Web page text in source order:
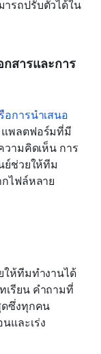
ารถปรับตัวได้ใน
สารและการ
อการนำเสนอ
แพลตฟอร์มที่มี
วามคิดเห็น การ
ย์ช่วยให้ทีม
ไฟล์หลาย
ให้ทีมทำงานได้
รียน คำถามที่
ซึ่งทุกคน
และเร่ง